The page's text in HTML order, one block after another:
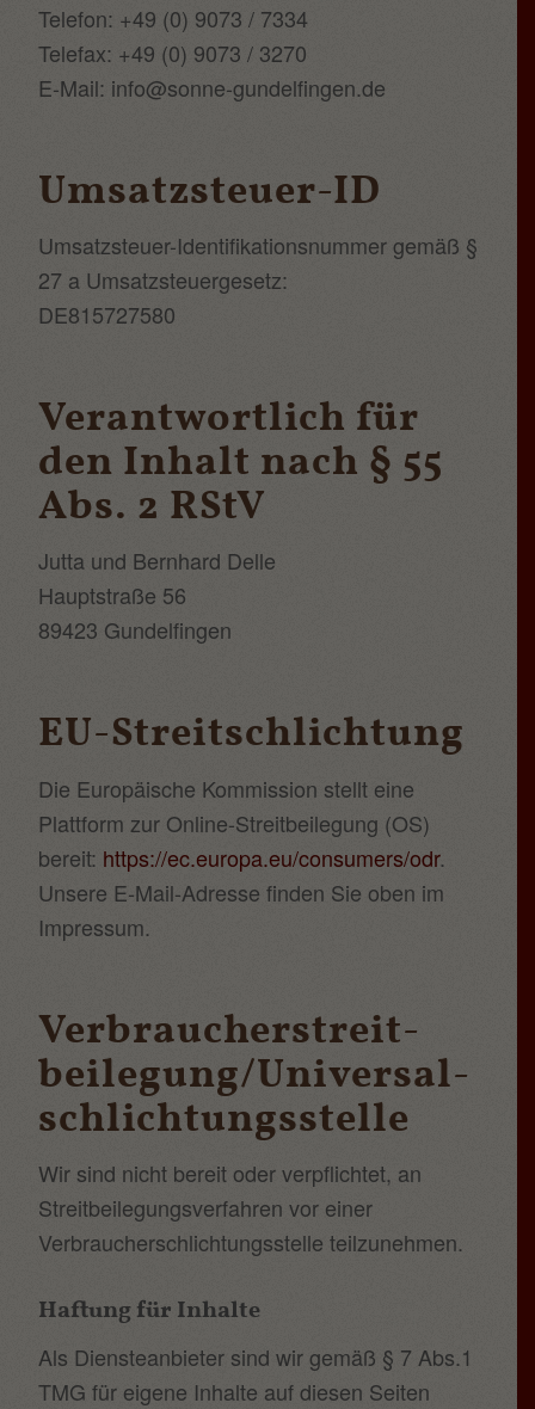
Telefon: +49 (0) 9073 / 7334
Telefax: +49 (0) 9073 / 3270
E-Mail: info@sonne-gundelfingen.de
Umsatzsteuer-ID
Umsatzsteuer-Identifikationsnummer gemäß §
27 a Umsatzsteuergesetz:
DE815727580
Verantwortlich für
den Inhalt nach § 55
Abs. 2 RStV
Jutta und Bernhard Delle
Hauptstraße 56
89423 Gundelfingen
EU-Streitschlichtung
Die Europäische Kommission stellt eine
Plattform zur Online-Streitbeilegung (OS)
bereit: https://ec.europa.eu/consumers/odr.
Unsere E-Mail-Adresse finden Sie oben im
Impressum.
Verbraucher­streit­
beilegung/Universal­
schlichtungs­stelle
Wir sind nicht bereit oder verpflichtet, an
Streitbeilegungsverfahren vor einer
Verbraucherschlichtungsstelle teilzunehmen.
Haftung für Inhalte
Als Diensteanbieter sind wir gemäß § 7 Abs.1
TMG für eigene Inhalte auf diesen Seiten